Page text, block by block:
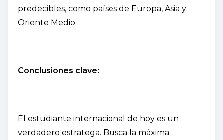
predecibles, como países de Europa, Asia y
Oriente Medio.
Conclusiones clave:
El estudiante internacional de hoy es un
verdadero estratega. Busca la máxima